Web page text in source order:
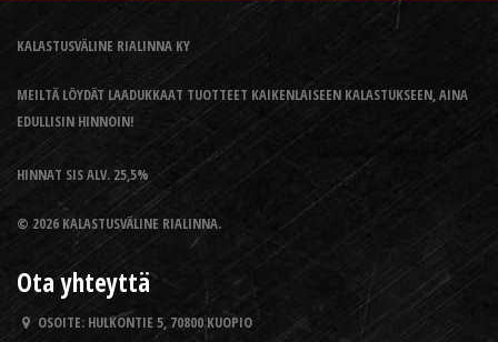
KALASTUSVÄLINE RIALINNA KY
MEILTÄ LÖYDÄT LAADUKKAAT TUOTTEET KAIKENLAISEEN KALASTUKSEEN, AINA
EDULLISIN HINNOIN!
HINNAT SIS ALV. 25,5%
© 2026 KALASTUSVÄLINE RIALINNA.
Ota yhteyttä
OSOITE: HULKONTIE 5, 70800 KUOPIO